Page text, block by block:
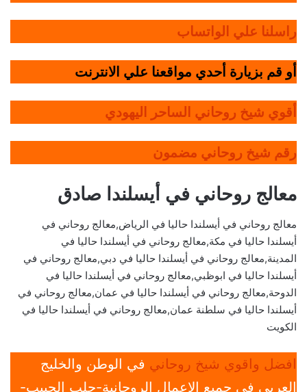
راسلنا علي الواتساب
أو قم بزيارة أحدي مواقعنا علي الانترنت
أقوي شيخ روحاني الساحر اليهودي
رقم شيخ روحاني مضمون
معالج روحاني في أيسلندا صادق
معالج روحاني في أيسلندا حاليا في الرياض,معالج روحاني في
أيسلندا حاليا في مكة,معالج روحاني في أيسلندا حاليا في
المدينة,معالج روحاني في أيسلندا حاليا في دبي,معالج روحاني في
أيسلندا حاليا في ابوظبي,معالج روحاني في أيسلندا حاليا في
الدوحة,معالج روحاني في أيسلندا حاليا في عمان,معالج روحاني في
أيسلندا حاليا في سلطنة عمان,معالج روحاني في أيسلندا حاليا في
الكويت
افضل واقوي شيخ روحاني في الوطن والخليج
العربي في جميع الإعمال الروحانية-جلب الحبيب-